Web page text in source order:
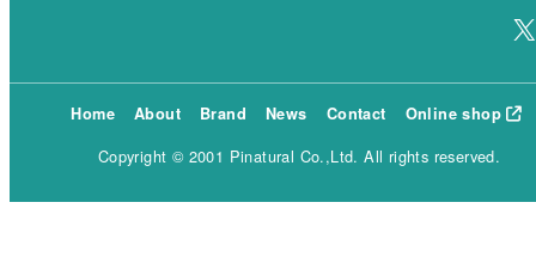
X
Home About Brand News Contact Online shop
Copyright © 2001 Pinatural Co.,Ltd. All rights reserved.